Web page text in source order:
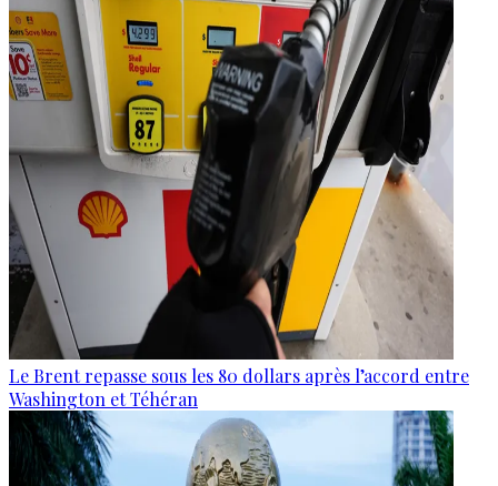
Le Brent repasse sous les 80 dollars après l’accord entre
Washington et Téhéran